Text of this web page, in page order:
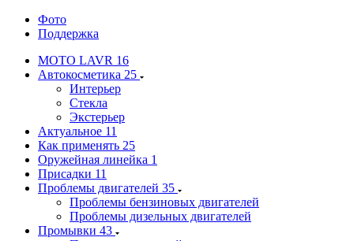
Фото
Поддержка
MOTO LAVR 16
Автокосметика 25
Интерьер
Стекла
Экстерьер
Актуальное 11
Как применять 25
Оружейная линейка 1
Присадки 11
Проблемы двигателей 35
Проблемы бензиновых двигателей
Проблемы дизельных двигателей
Промывки 43